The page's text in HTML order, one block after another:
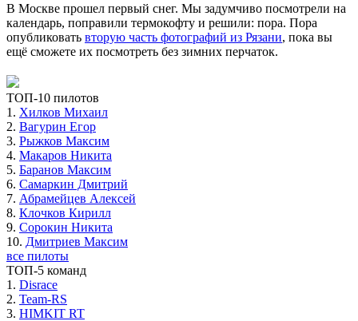
В Москве прошел первый снег. Мы задумчиво посмотрели на
календарь, поправили термокофту и решили: пора. Пора
опубликовать вторую часть фотографий из Рязани, пока вы
ещё сможете их посмотреть без зимних перчаток.
ТОП-10 пилотов
1. Хилков Михаил
2. Вагурин Егор
3. Рыжков Максим
4. Макаров Никита
5. Баранов Максим
6. Самаркин Дмитрий
7. Абрамейцев Алексей
8. Клочков Кирилл
9. Сорокин Никита
10. Дмитриев Максим
все пилоты
ТОП-5 команд
1. Disrace
2. Team-RS
3. HIMKIT RT